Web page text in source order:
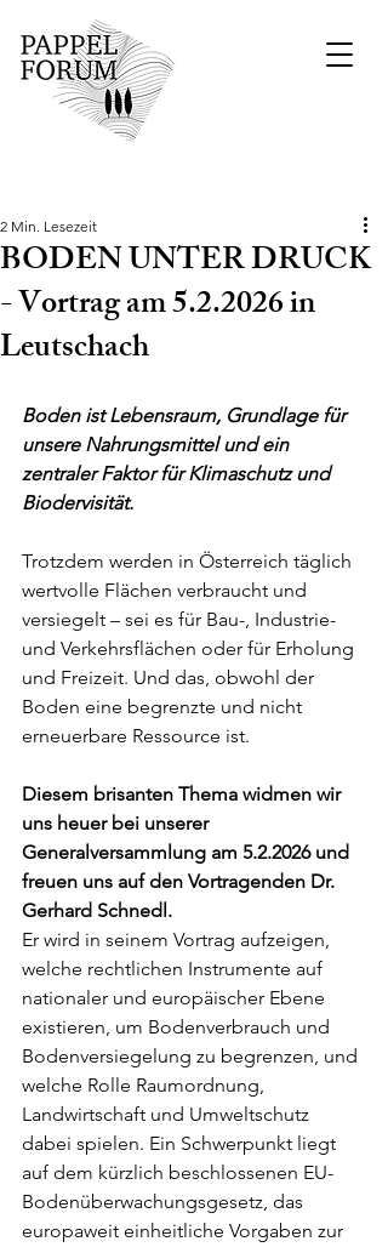
BODEN UNTER DRUCK
- Vortrag am 5.2.2026 in
Leutschach
2 Min. Lesezeit
Boden ist Lebensraum, Grundlage für
unsere Nahrungsmittel und ein
zentraler Faktor für Klimaschutz und
Biodervisität.
Trotzdem werden in Österreich täglich
wertvolle Flächen verbraucht und
versiegelt – sei es für Bau-, Industrie-
und Verkehrsflächen oder für Erholung
und Freizeit. Und das, obwohl der
Boden eine begrenzte und nicht
erneuerbare Ressource ist.
Diesem brisanten Thema widmen wir
uns heuer bei unserer
Generalversammlung am 5.2.2026 und
freuen uns auf den Vortragenden Dr.
Gerhard Schnedl.
Er wird in seinem Vortrag aufzeigen,
welche rechtlichen Instrumente auf
nationaler und europäischer Ebene
existieren, um Bodenverbrauch und
Bodenversiegelung zu begrenzen, und
welche Rolle Raumordnung,
Landwirtschaft und Umweltschutz
dabei spielen. Ein Schwerpunkt liegt
auf dem kürzlich beschlossenen EU-
Bodenüberwachungsgesetz, das
europaweit einheitliche Vorgaben zur